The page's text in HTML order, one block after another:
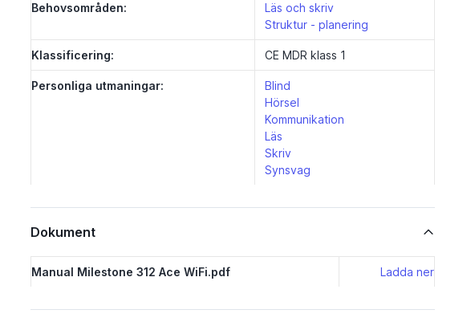
Behovsområden:
Läs och skriv
Struktur - planering
Klassificering: CE MDR klass 1
Personliga utmaningar:
Blind
Hörsel
Kommunikation
Läs
Skriv
Synsvag
Dokument
Manual Milestone 312 Ace WiFi.pdf Ladda ner